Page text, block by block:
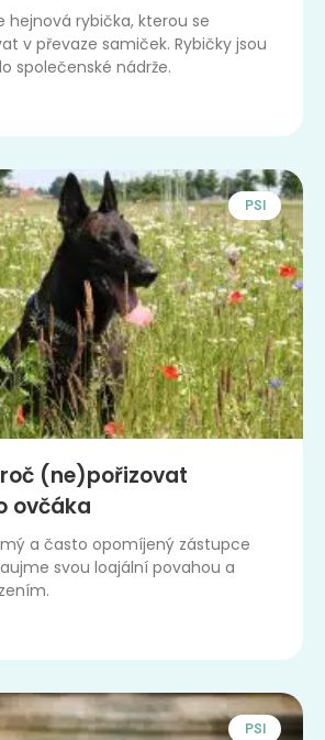
hejnová rybička, kterou se
v převaze samiček. Rybičky jsou
společenské nádrže.
PSI
(ne)pořizovat
ovčáka
a často opomíjený zástupce
svou loajální povahou a
PSI